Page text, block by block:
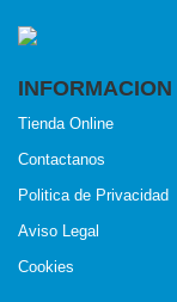
INFORMACION
Tienda Online
Contactanos
Politica de Privacidad
Aviso Legal
Cookies